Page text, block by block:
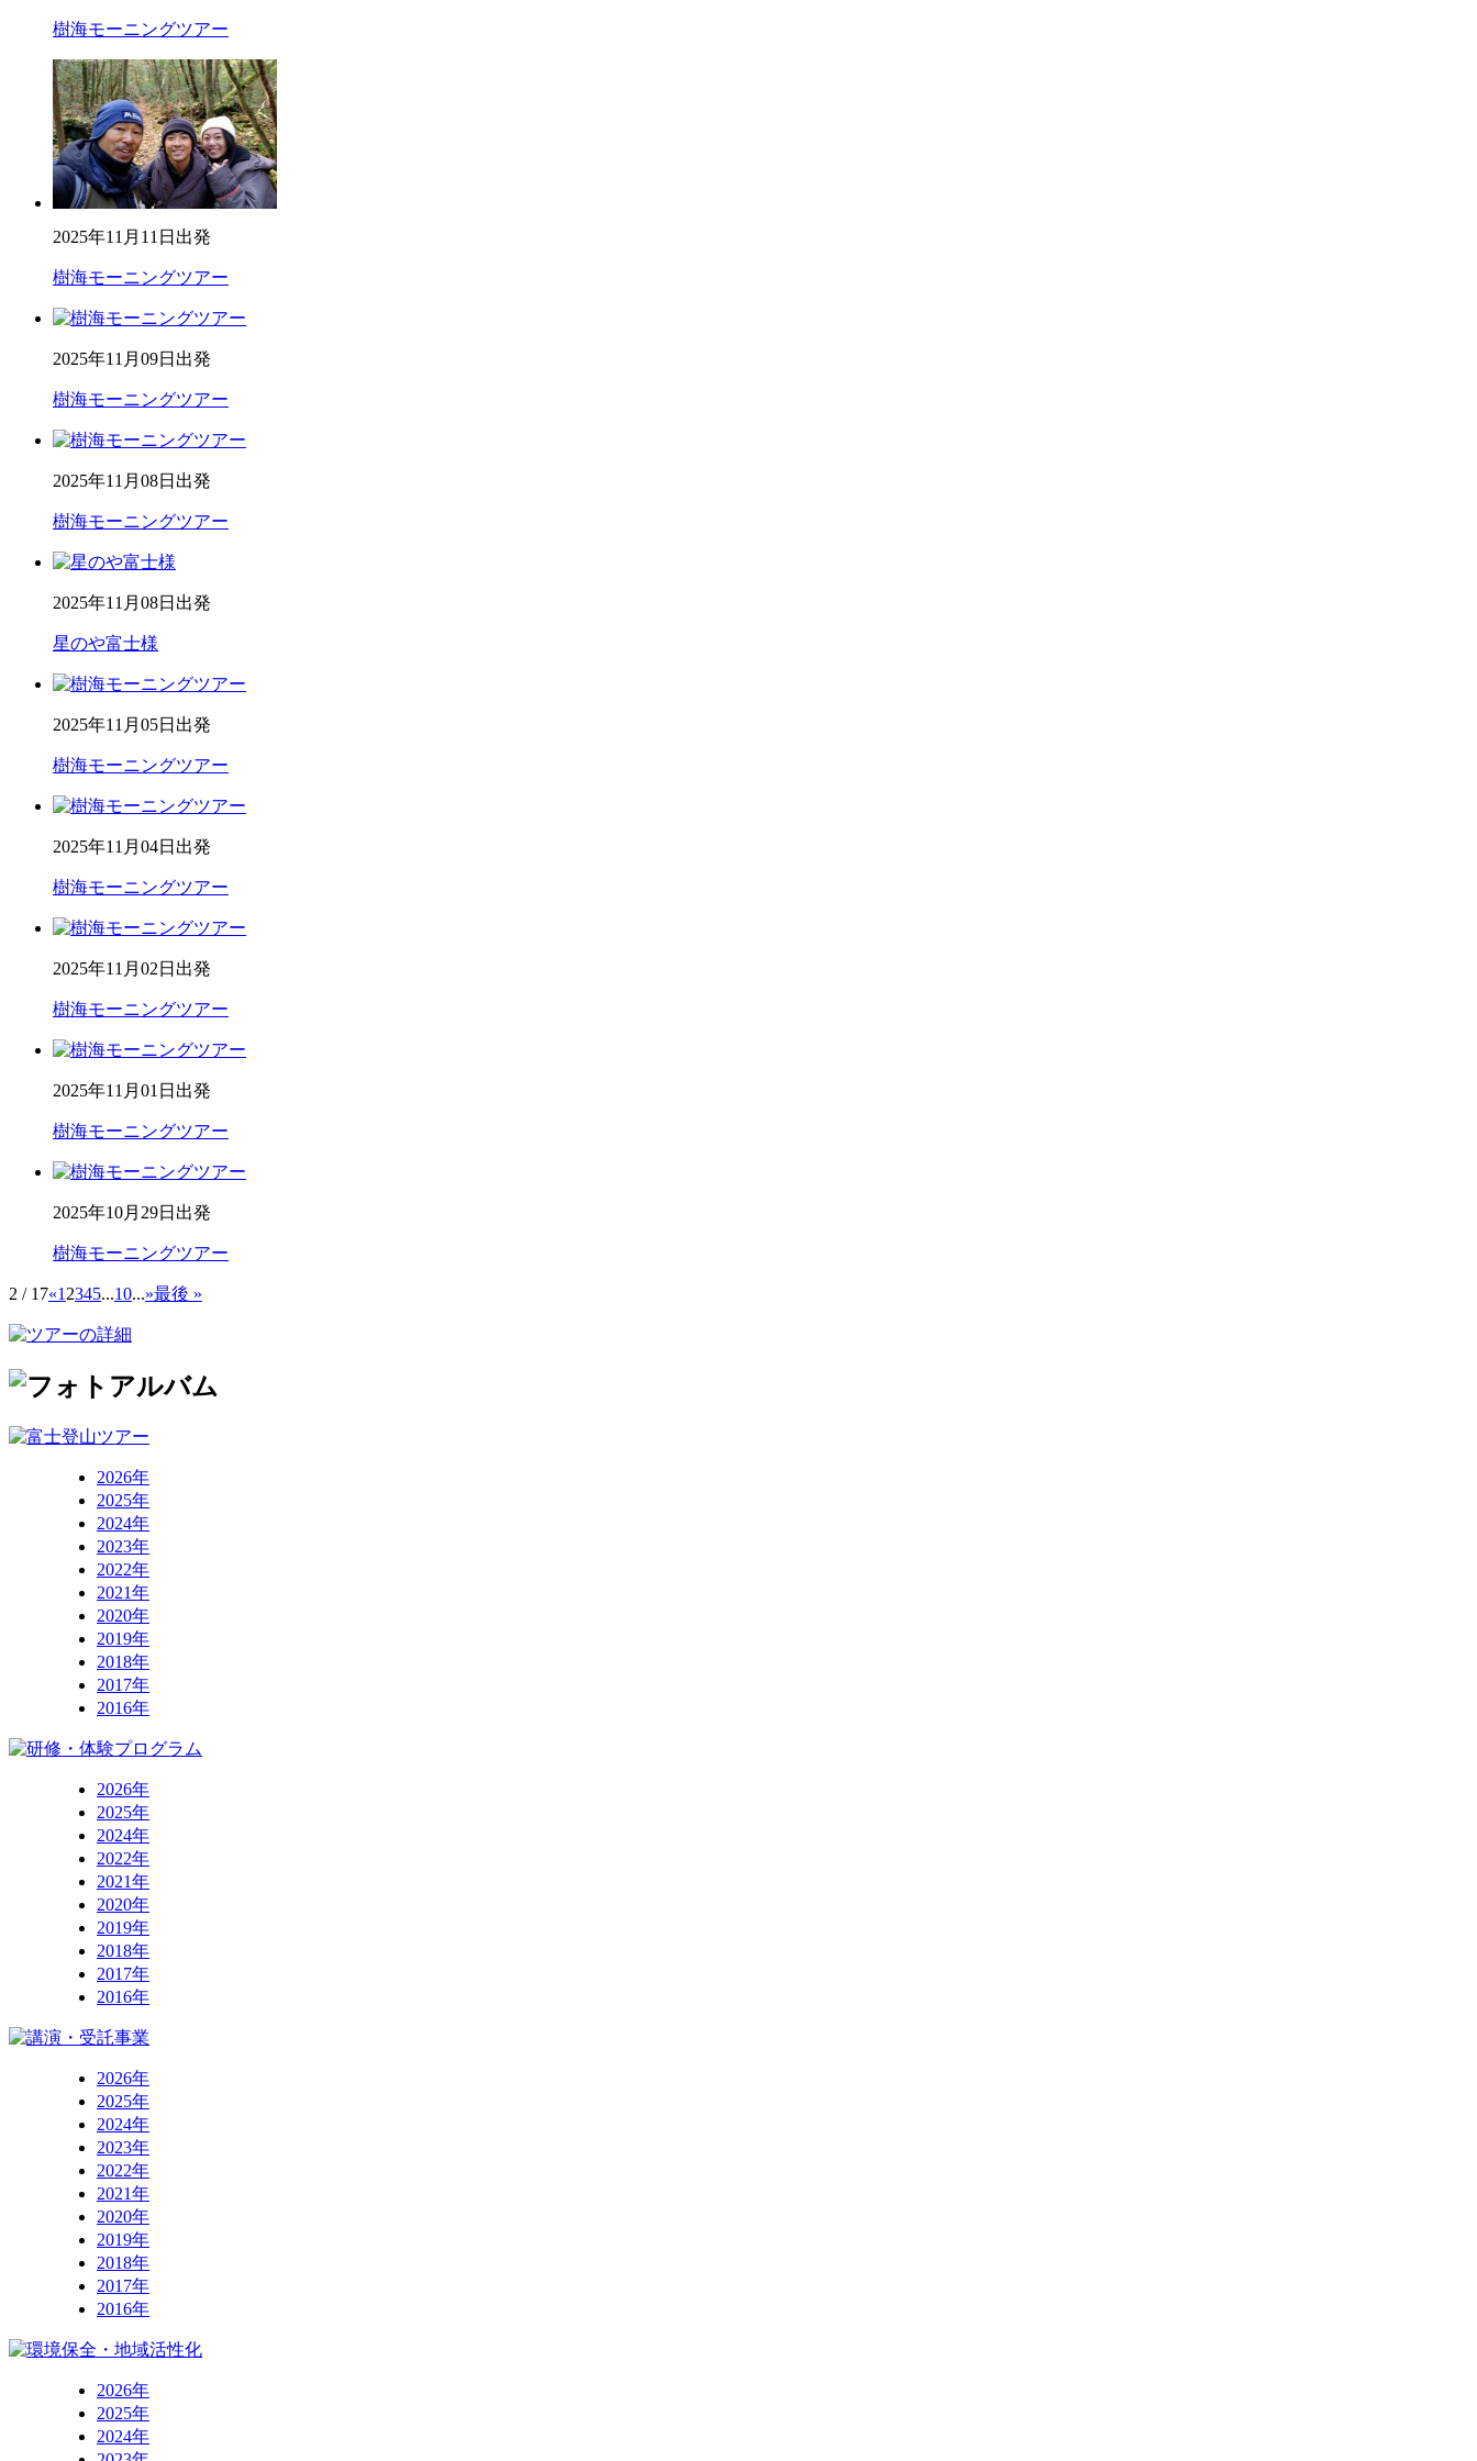
樹海モーニングツアー
2025年11月11日出発
樹海モーニングツアー
2025年11月09日出発
樹海モーニングツアー
2025年11月08日出発
樹海モーニングツアー
2025年11月08日出発
星のや富士様
2025年11月05日出発
樹海モーニングツアー
2025年11月04日出発
樹海モーニングツアー
2025年11月02日出発
樹海モーニングツアー
2025年11月01日出発
樹海モーニングツアー
2025年10月29日出発
樹海モーニングツアー
2 / 17«1 2345...10...»最後 »
2026年
2025年
2024年
2023年
2022年
2021年
2020年
2019年
2018年
2017年
2016年
2026年
2025年
2024年
2022年
2021年
2020年
2019年
2018年
2017年
2016年
2026年
2025年
2024年
2023年
2022年
2021年
2020年
2019年
2018年
2017年
2016年
2026年
2025年
2024年